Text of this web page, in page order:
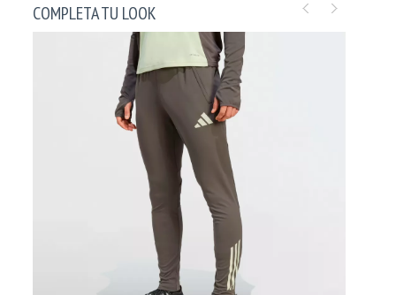
COMPLETA TU LOOK